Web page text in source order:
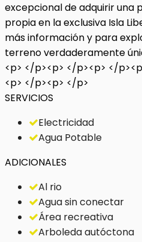
excepcional de adquirir una
propia en la exclusiva Isla
más información y para
terreno verdaderamente
<p> </p><p> </p><p> </
<p> </p><p> </p>
SERVICIOS
Electricidad
Agua Potable
ADICIONALES
Al rio
Agua sin conectar
Área recreativa
Arboleda autóctona